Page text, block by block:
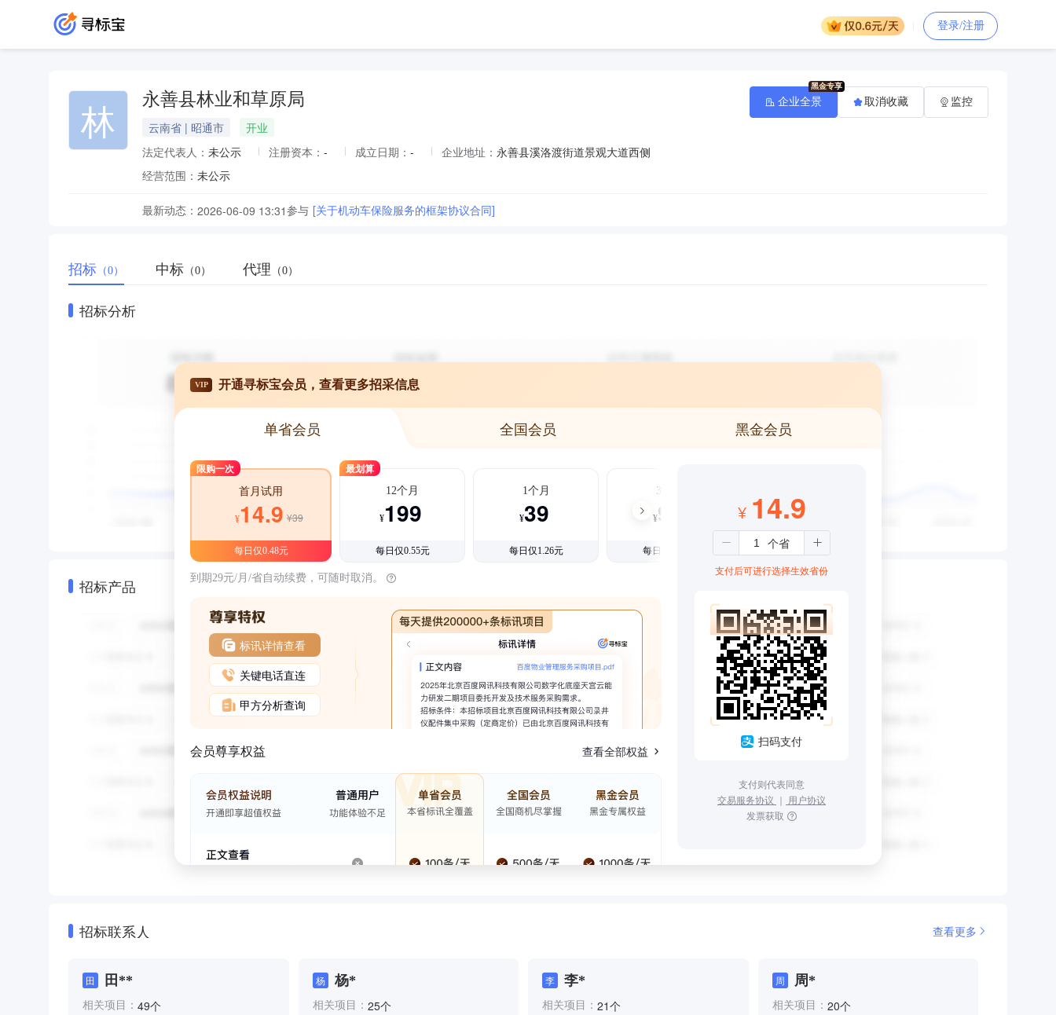
登录/注册
林 永善县林业和草原局
云南省 | 昭通市
开业
法定代表人： 未公示 注册资本： - 成立日期： - 企业地址： 永善县溪洛渡街道景观大道西侧
经营范围： 未公示
最新动态： 2026-06-09 13:31参与 [关于机动车保险服务的框架协议合同]
企业全景 取消收藏 监控
招标 （0） 中标 （0） 代理 （0）
招标分析
招标产品
VIP 开通寻标宝会员，查看更多招采信息
单省会员 全国会员 黑金会员
限购一次
首月试用
¥14.9 ¥39
每日仅0.48元
最划算
12个月
¥199
每日仅0.55元
1个月
¥39
每日仅1.26元
3个月
¥99
每日仅1.08元
到期29元/月/省自动续费，可随时取消。
标讯详情查看
关键电话直连
甲方分析查询
会员尊享权益 查看全部权益
¥ 14.9
支付后可进行选择生效省份
扫码支付
支付则代表同意
交易服务协议 ｜ 用户协议
发票获取
招标联系人 查看更多
田 田**
相关项目： 49个
杨 杨*
相关项目： 25个
李 李*
相关项目： 21个
周 周*
相关项目： 20个